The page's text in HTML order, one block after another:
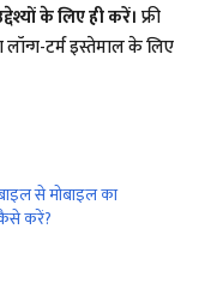
के लिए ही करें। फ्री
टर्म इस्तेमाल के लिए
से मोबाइल का
करें?